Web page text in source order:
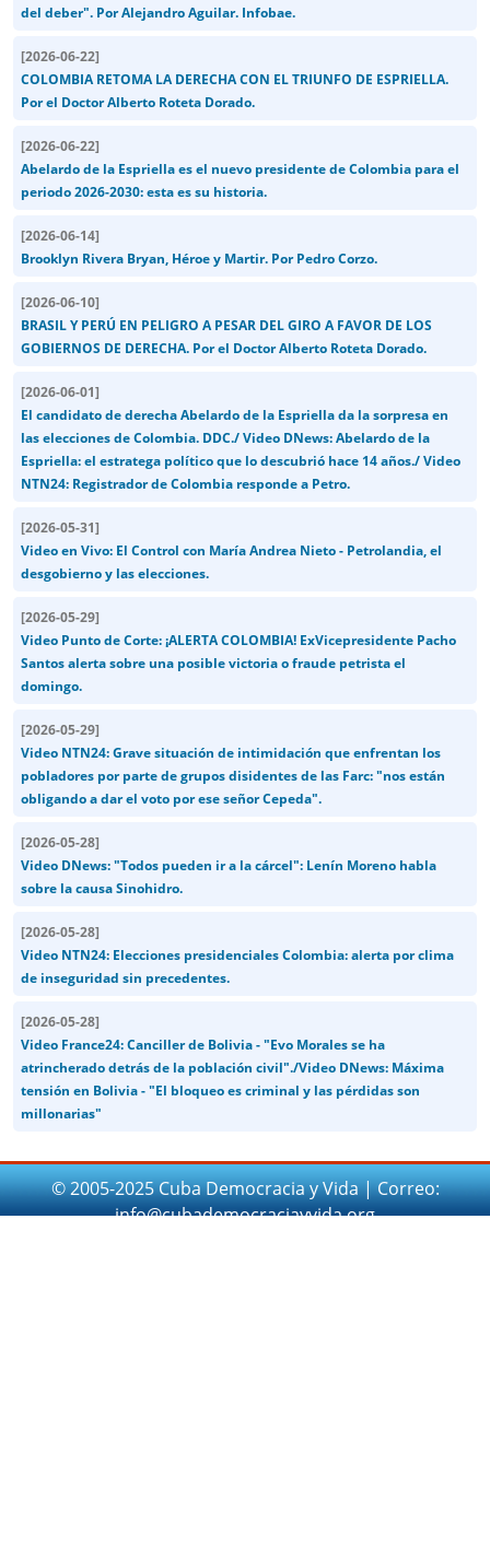
del deber". Por Alejandro Aguilar. Infobae.
[2026-06-22]
COLOMBIA RETOMA LA DERECHA CON EL TRIUNFO DE ESPRIELLA.
Por el Doctor Alberto Roteta Dorado.
[2026-06-22]
Abelardo de la Espriella es el nuevo presidente de Colombia para el
periodo 2026-2030: esta es su historia.
[2026-06-14]
Brooklyn Rivera Bryan, Héroe y Martir. Por Pedro Corzo.
[2026-06-10]
BRASIL Y PERÚ EN PELIGRO A PESAR DEL GIRO A FAVOR DE LOS
GOBIERNOS DE DERECHA. Por el Doctor Alberto Roteta Dorado.
[2026-06-01]
El candidato de derecha Abelardo de la Espriella da la sorpresa en
las elecciones de Colombia. DDC./ Video DNews: Abelardo de la
Espriella: el estratega político que lo descubrió hace 14 años./ Video
NTN24: Registrador de Colombia responde a Petro.
[2026-05-31]
Video en Vivo: El Control con María Andrea Nieto - Petrolandia, el
desgobierno y las elecciones.
[2026-05-29]
Video Punto de Corte: ¡ALERTA COLOMBIA! ExVicepresidente Pacho
Santos alerta sobre una posible victoria o fraude petrista el
domingo.
[2026-05-29]
Video NTN24: Grave situación de intimidación que enfrentan los
pobladores por parte de grupos disidentes de las Farc: "nos están
obligando a dar el voto por ese señor Cepeda".
[2026-05-28]
Video DNews: "Todos pueden ir a la cárcel": Lenín Moreno habla
sobre la causa Sinohidro.
[2026-05-28]
Video NTN24: Elecciones presidenciales Colombia: alerta por clima
de inseguridad sin precedentes.
[2026-05-28]
Video France24: Canciller de Bolivia - "Evo Morales se ha
atrincherado detrás de la población civil"./Video DNews: Máxima
tensión en Bolivia - "El bloqueo es criminal y las pérdidas son
millonarias"
© 2005-2025 Cuba Democracia y Vida | Correo:
info@cubademocraciayvida.org